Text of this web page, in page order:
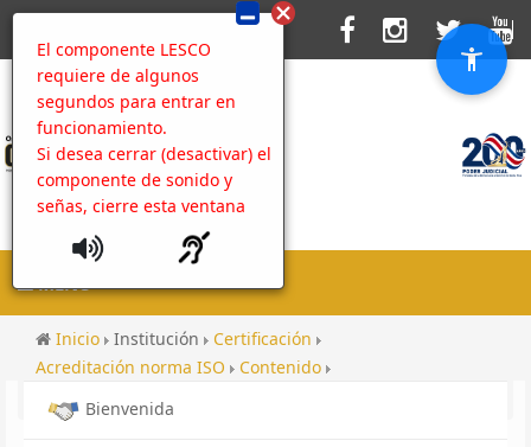
El componente LESCO
requiere de algunos
segundos para entrar en
funcionamiento.
Si desea cerrar (desactivar) el
componente de sonido y
señas, cierre esta ventana
MENU
Inicio Institución
Certificación
Acreditación norma ISO
Contenido
Bienvenida